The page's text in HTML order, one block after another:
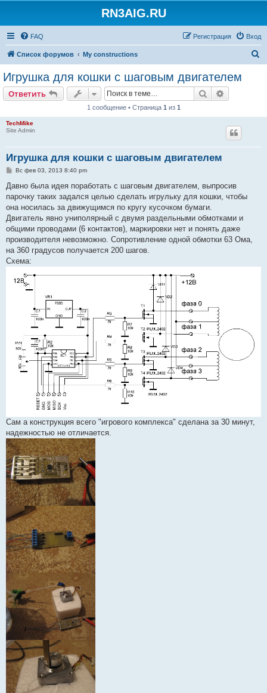
RN3AIG.RU
FAQ Вход
Регистрация
Список форумов My constructions
Игрушка для кошки с шаговым двигателем
Ответить Поиск
1 сообщение • Страница 1 из 1
TechMike
Site Admin
Игрушка для кошки с шаговым двигателем
С
о
щ
е
и
е
Вс фев 03, 2013 8:40 pm
Давно была идея поработать с шаговым двигателем, выпросив
парочку таких задался целью сделать игрульку для кошки, чтобы
она носилась за движущимся по кругу кусочком бумаги.
Двигатель явно униполярный с двумя раздельными обмотками и
общими проводами (6 контактов), маркировки нет и понять даже
производителя невозможно. Сопротивление одной обмотки 63 Ома,
на 360 градусов получается 200 шагов.
Схема:
Сам а конструкция всего "игрового комплекса" сделана за 30 минут,
надежностью не отличается.